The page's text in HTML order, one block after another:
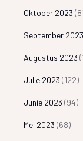
Oktober 2023
September 2023
Augustus 2023
Julie 2023 (122)
Junie 2023 (94)
Mei 2023 (68)